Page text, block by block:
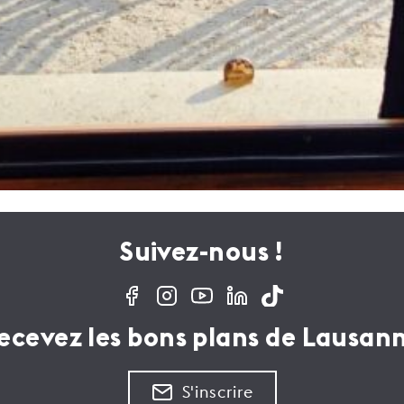
Suivez-nous !
les bons plans de
S'inscrire